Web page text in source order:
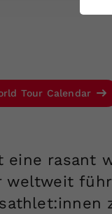
Tour Calendar
eine rasant
weltweit